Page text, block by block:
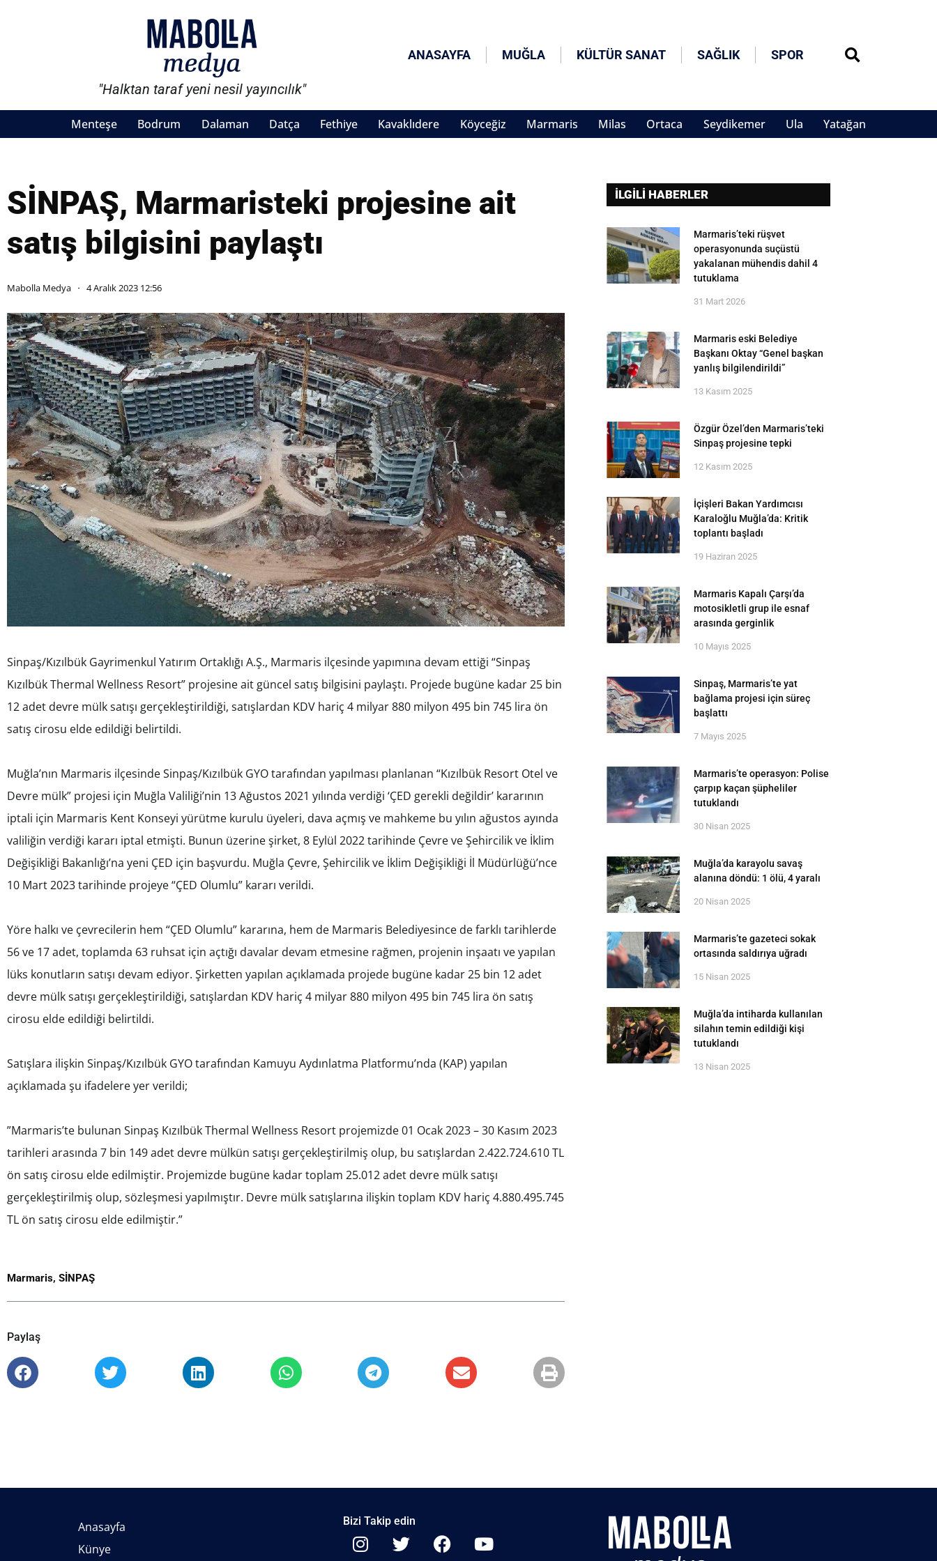
"Halktan taraf yeni nesil yayıncılık"
ANASAYFA MUĞLA KÜLTÜR SANAT SAĞLIK SPOR
Menteşe Bodrum Dalaman Datça Fethiye Kavaklıdere Köyceğiz Marmaris Milas Ortaca Seydikemer Ula Yatağan
SİNPAŞ, Marmaristeki projesine ait
satış bilgisini paylaştı
Mabolla Medya 4 Aralık 2023 12:56
Sinpaş/Kızılbük Gayrimenkul Yatırım Ortaklığı A.Ş., Marmaris ilçesinde yapımına devam ettiği “Sinpaş
Kızılbük Thermal Wellness Resort” projesine ait güncel satış bilgisini paylaştı. Projede bugüne kadar 25 bin
12 adet devre mülk satışı gerçekleştirildiği, satışlardan KDV hariç 4 milyar 880 milyon 495 bin 745 lira ön
satış cirosu elde edildiği belirtildi.
Muğla’nın Marmaris ilçesinde Sinpaş/Kızılbük GYO tarafından yapılması planlanan “Kızılbük Resort Otel ve
Devre mülk” projesi için Muğla Valiliği’nin 13 Ağustos 2021 yılında verdiği ‘ÇED gerekli değildir’ kararının
iptali için Marmaris Kent Konseyi yürütme kurulu üyeleri, dava açmış ve mahkeme bu yılın ağustos ayında
valiliğin verdiği kararı iptal etmişti. Bunun üzerine şirket, 8 Eylül 2022 tarihinde Çevre ve Şehircilik ve İklim
Değişikliği Bakanlığı’na yeni ÇED için başvurdu. Muğla Çevre, Şehircilik ve İklim Değişikliği İl Müdürlüğü’nce
10 Mart 2023 tarihinde projeye “ÇED Olumlu” kararı verildi.
Yöre halkı ve çevrecilerin hem “ÇED Olumlu” kararına, hem de Marmaris Belediyesince de farklı tarihlerde
56 ve 17 adet, toplamda 63 ruhsat için açtığı davalar devam etmesine rağmen, projenin inşaatı ve yapılan
lüks konutların satışı devam ediyor. Şirketten yapılan açıklamada projede bugüne kadar 25 bin 12 adet
devre mülk satışı gerçekleştirildiği, satışlardan KDV hariç 4 milyar 880 milyon 495 bin 745 lira ön satış
cirosu elde edildiği belirtildi.
Satışlara ilişkin Sinpaş/Kızılbük GYO tarafından Kamuyu Aydınlatma Platformu’nda (KAP) yapılan
açıklamada şu ifadelere yer verildi;
”Marmaris’te bulunan Sinpaş Kızılbük Thermal Wellness Resort projemizde 01 Ocak 2023 – 30 Kasım 2023
tarihleri arasında 7 bin 149 adet devre mülkün satışı gerçekleştirilmiş olup, bu satışlardan 2.422.724.610 TL
ön satış cirosu elde edilmiştir. Projemizde bugüne kadar toplam 25.012 adet devre mülk satışı
gerçekleştirilmiş olup, sözleşmesi yapılmıştır. Devre mülk satışlarına ilişkin toplam KDV hariç 4.880.495.745
TL ön satış cirosu elde edilmiştir.”
Marmaris, SİNPAŞ
Paylaş
İLGİLİ HABERLER
Marmaris’teki rüşvet
operasyonunda suçüstü
yakalanan mühendis dahil 4
tutuklama
31 Mart 2026
Marmaris eski Belediye
Başkanı Oktay “Genel başkan
yanlış bilgilendirildi”
13 Kasım 2025
Özgür Özel’den Marmaris’teki
Sinpaş projesine tepki
12 Kasım 2025
İçişleri Bakan Yardımcısı
Karaloğlu Muğla’da: Kritik
toplantı başladı
19 Haziran 2025
Marmaris Kapalı Çarşı’da
motosikletli grup ile esnaf
arasında gerginlik
10 Mayıs 2025
Sinpaş, Marmaris’te yat
bağlama projesi için süreç
başlattı
7 Mayıs 2025
Marmaris’te operasyon: Polise
çarpıp kaçan şüpheliler
tutuklandı
30 Nisan 2025
Muğla’da karayolu savaş
alanına döndü: 1 ölü, 4 yaralı
20 Nisan 2025
Marmaris’te gazeteci sokak
ortasında saldırıya uğradı
15 Nisan 2025
Muğla’da intiharda kullanılan
silahın temin edildiği kişi
tutuklandı
13 Nisan 2025
Anasayfa
Künye
Bizi Takip edin